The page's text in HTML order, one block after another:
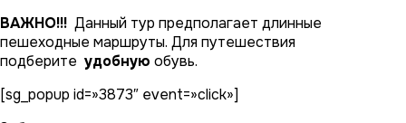
ВАЖНО!!! Данный тур предполагает длинные
пешеходные маршруты. Для путешествия
подберите удобную обувь.
[sg_popup id=»3873″ event=»click»]